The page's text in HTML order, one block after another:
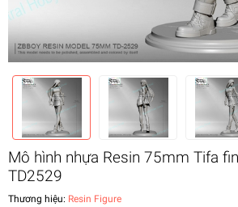
Mô hình nhựa Resin 75mm Tifa
TD2529
Thương hiệu: Resin Figure